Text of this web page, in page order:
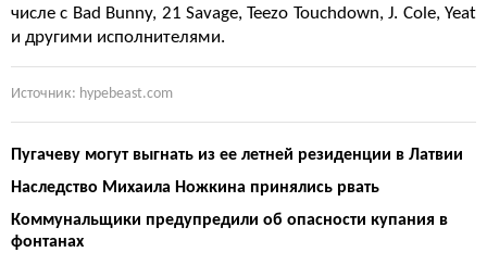
числе с Bad Bunny, 21 Savage, Teezo Touchdown, J. Cole, Yeat
и другими исполнителями.
Источник: hypebeast.com
Пугачеву могут выгнать из ее летней резиденции в Латвии
Наследство Михаила Ножкина принялись рвать
Коммунальщики предупредили об опасности купания в
фонтанах